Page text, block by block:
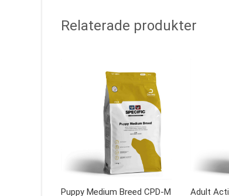
Relaterade produkter
Puppy Medium Breed CPD-M
Adult